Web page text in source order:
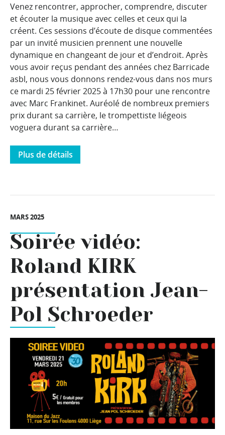
Venez rencontrer, approcher, comprendre, discuter
et écouter la musique avec celles et ceux qui la
créent. Ces sessions d’écoute de disque commentées
par un invité musicien prennent une nouvelle
dynamique en changeant de jour et d’endroit. Après
vous avoir reçus pendant des années chez Barricade
asbl, nous vous donnons rendez-vous dans nos murs
ce mardi 25 février 2025 à 17h30 pour une rencontre
avec Marc Frankinet. Auréolé de nombreux premiers
prix durant sa carrière, le trompettiste liégeois
voguera durant sa carrière…
Plus de détails
MARS 2025
Soirée vidéo:
Roland KIRK
présentation Jean-
Pol Schroeder